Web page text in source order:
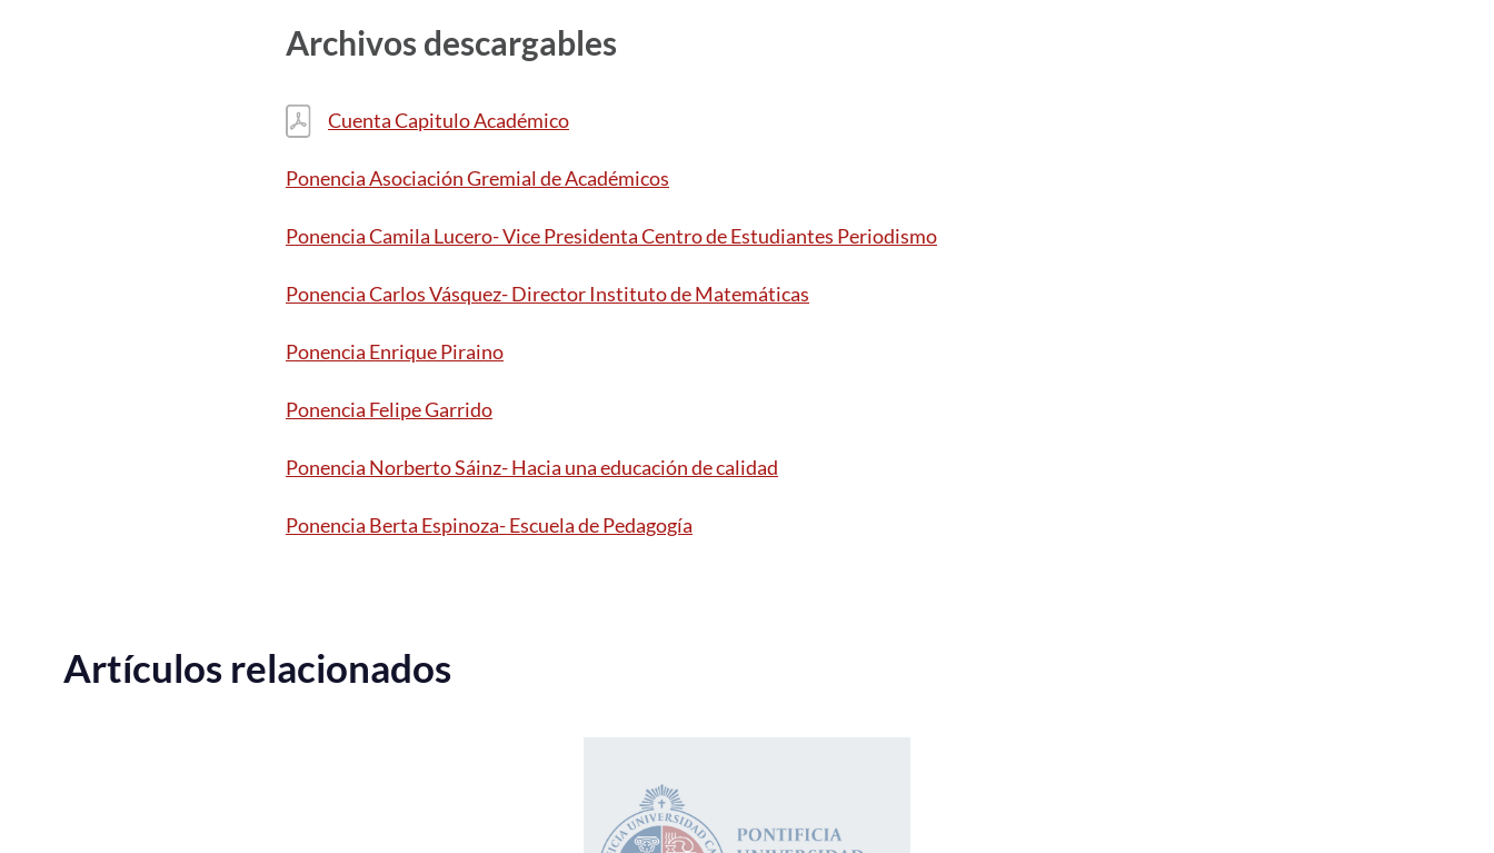
Archivos descargables
Cuenta Capitulo Académico
Ponencia Asociación Gremial de Académicos
Ponencia Camila Lucero- Vice Presidenta Centro de Estudiantes Periodismo
Ponencia Carlos Vásquez- Director Instituto de Matemáticas
Ponencia Enrique Piraino
Ponencia Felipe Garrido
Ponencia Norberto Sáinz- Hacia una educación de calidad
Ponencia Berta Espinoza- Escuela de Pedagogía
Artículos relacionados